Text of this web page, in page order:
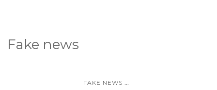
Fake news
FAKE NEWS ...